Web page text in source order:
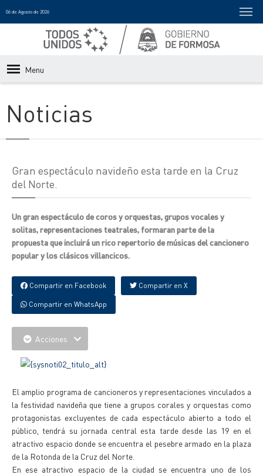
06 de Agosto de 2026
Menu
Noticias
Gran espectáculo navideño esta tarde en la Cruz
del Norte.
Un gran espectáculo de coros y orquestas, grupos vocales y
solitas, representaciones teatrales, formaran parte de la
propuesta que incluirá un rico repertorio de músicas del cancionero
popular y los clásicos villancicos.
Compartir en Facebook Compartir en X
Compartir en WhatsApp
Acciones
El amplio programa de cancioneros y representaciones vinculados a
la festividad navideña que tiene a grupos corales y orquestas como
protagonistas excluyentes de cada espectáculo abierto a todo el
público, tendrá su jornada central esta tarde desde las 19 en el
atractivo espacio donde se encuentra el pesebre armado en la plaza
de la Rotonda de la Cruz del Norte.
En ese atractivo espacio de la ciudad se encuentra uno de los